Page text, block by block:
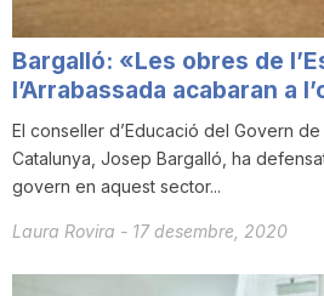
t
a
t
Bargalló: «Les obres de
l’Arrabassada acabaran a
El conseller d’Educació del Govern
Catalunya, Josep Bargalló, ha
govern en aquest sector...
Laura Rovira - 17 desembre, 2020